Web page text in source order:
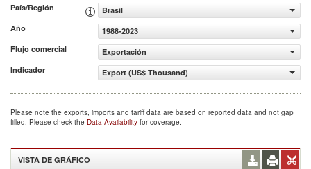
País/Región
Brasil
Año
1988-2023
Flujo comercial
Exportación
Indicador
Export (US$ Thousand)
Please note the exports, imports and tariff data are based on reported data and not gap
filled. Please check the Data Availability for coverage.
VISTA DE GRÁFICO